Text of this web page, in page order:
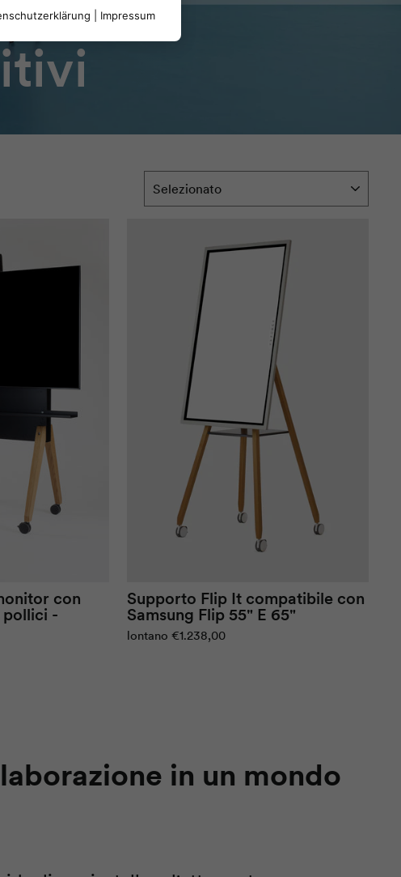
Impressum
con
pollici -
Supporto Flip It compatibile con
Samsung Flip 55" E 65"
lontano €1.238,00
in un mondo